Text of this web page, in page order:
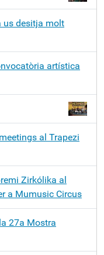
us desitja molt
artística
al Trapezi
Zirkólika al
a Mumusic Circus
27a Mostra